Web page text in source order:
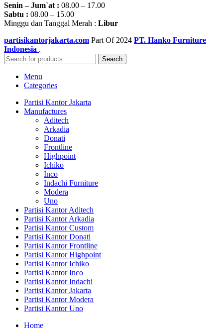
Senin – Jum`at : 08.00 – 17.00
Sabtu : 08.00 – 15.00
Minggu dan Tanggal Merah : Libur
partisikantorjakarta.com Part Of 2024 PT. Hanko Furniture
Indonesia .
Search
Menu
Categories
Partisi Kantor Jakarta
Manufactures
Aditech
Arkadia
Donati
Frontline
Highpoint
Ichiko
Inco
Indachi Furniture
Modera
Uno
Partisi Kantor Aditech
Partisi Kantor Arkadia
Partisi Kantor Custom
Partisi Kantor Donati
Partisi Kantor Frontline
Partisi Kantor Highpoint
Partisi Kantor Ichiko
Partisi Kantor Inco
Partisi Kantor Indachi
Partisi Kantor Jakarta
Partisi Kantor Modera
Partisi Kantor Uno
Home